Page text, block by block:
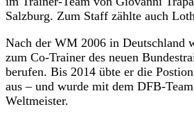
Salzburg. Zum Staff zählte auch
Nach der WM 2006 in Deutschland
zum Co-Trainer des neuen
berufen. Bis 2014 übte er die
aus – und wurde mit dem DFB-
Weltmeister.